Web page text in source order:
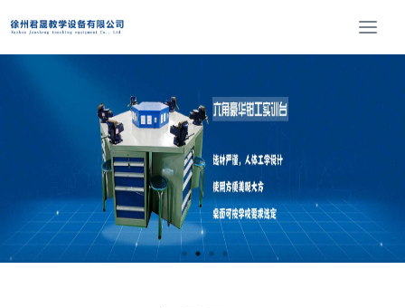
T
o
i
g
t